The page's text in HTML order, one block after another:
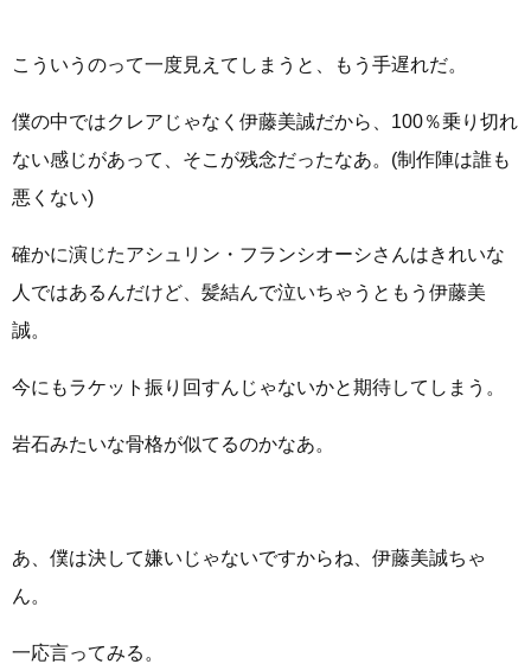
こういうのって一度見えてしまうと、もう手遅れだ。
僕の中ではクレアじゃなく伊藤美誠だから、100％乗り切れ
ない感じがあって、そこが残念だったなあ。(制作陣は誰も
悪くない)
確かに演じたアシュリン・フランシオーシさんはきれいな
人ではあるんだけど、髪結んで泣いちゃうともう伊藤美
誠。
今にもラケット振り回すんじゃないかと期待してしまう。
岩石みたいな骨格が似てるのかなあ。
あ、僕は決して嫌いじゃないですからね、伊藤美誠ちゃ
ん。
一応言ってみる。